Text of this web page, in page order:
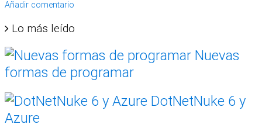
Añadir comentario
Lo más leído
Nuevas
formas de programar
DotNetNuke 6 y
Azure